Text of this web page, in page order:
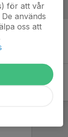
för att vår
används
oss att